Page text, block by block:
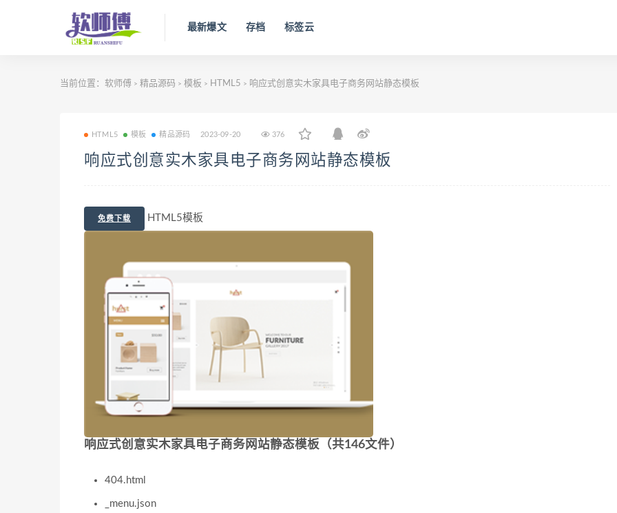
最新爆文 存档 标签云
当前位置： 软师傅 > 精品源码 > 模板 > HTML5 > 响应式创意实木家具电子商务网站静态模板
HTML5 模板 精品源码 2023-09-20 376
响应式创意实木家具电子商务网站静态模板
免费下载 HTML5模板
响应式创意实木家具电子商务网站静态模板（共146文件）
404.html
_menu.json